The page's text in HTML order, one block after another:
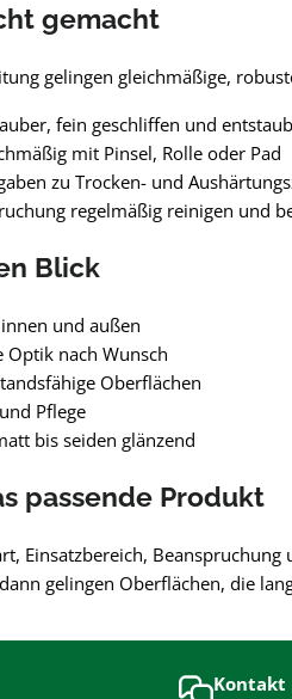
gemacht
gelingen gleichmäßige,
fein geschliffen und
mit Pinsel, Rolle oder Pad
zu Trocken- und
regelmäßig reinigen und
Blick
und außen
nach Wunsch
Oberflächen
Pflege
bis seiden glänzend
passende Produkt
Einsatzbereich,
gelingen Oberflächen, die
Kontakt